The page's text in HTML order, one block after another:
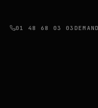
01 48 68 03 03